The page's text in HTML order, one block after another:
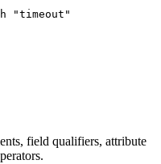
"timeout "
field qualifiers, attribute